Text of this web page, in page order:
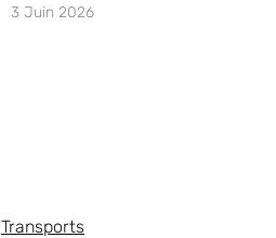
3 Juin 2026
Transports